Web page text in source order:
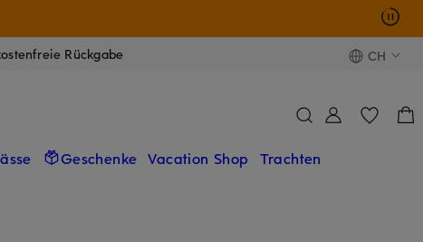
Rückgabe CH
Geschenke Vacation Shop Trachten